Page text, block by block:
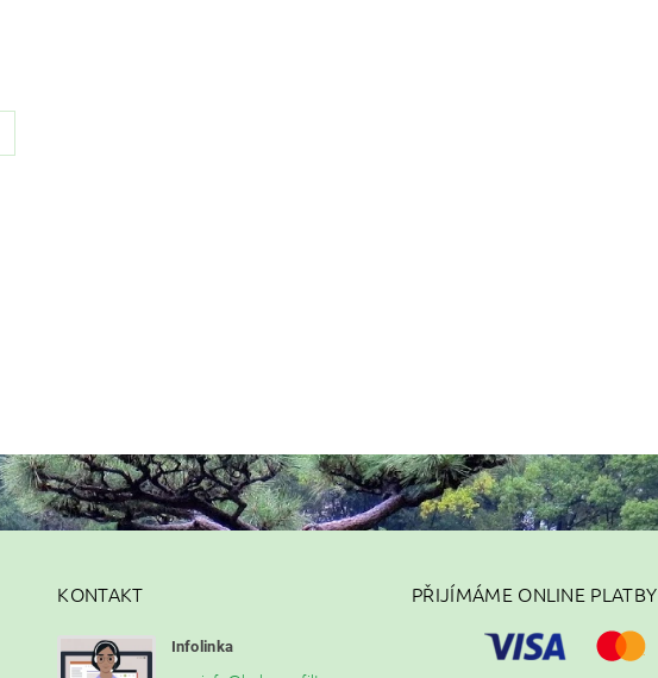
KONTAKT
Infolinka
PŘIJÍMÁME ONLINE PLATBY